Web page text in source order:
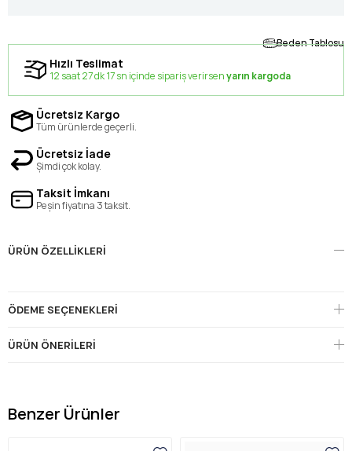
Beden Tablosu
Hızlı Teslimat
12 saat 27 dk 16 sn içinde sipariş verirsenyarın kargoda
Ücretsiz Kargo
Tüm ürünlerde geçerli.
Ücretsiz İade
Şimdi çok kolay.
Taksit İmkanı
Peşin fiyatına 3 taksit.
ÜRÜN ÖZELLIKLERI
ÖDEME SEÇENEKLERI
ÜRÜN ÖNERILERI
Benzer Ürünler